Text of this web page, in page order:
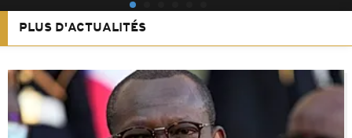
PLUS D'ACTUALITÉS